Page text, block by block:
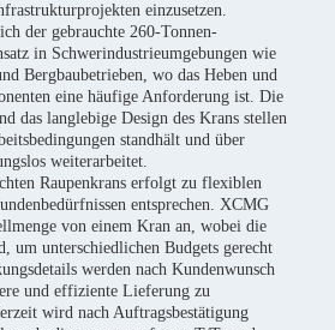
einzusetzen.
der gebrauchte 260-Tonnen-
in Schwerindustrieumgebungen wie
Bergbaubetrieben, wo das Heben und
eine häufige Anforderung ist. Die
das langlebige Design des Krans stellen
standhält und über
weiterarbeitet.
Raupenkrans erfolgt zu flexiblen
entsprechen. XCMG
von einem Kran an, wobei die
um unterschiedlichen Budgets gerecht
werden nach Kundenwunsch
und effiziente Lieferung zu
wird nach Auftragsbestätigung